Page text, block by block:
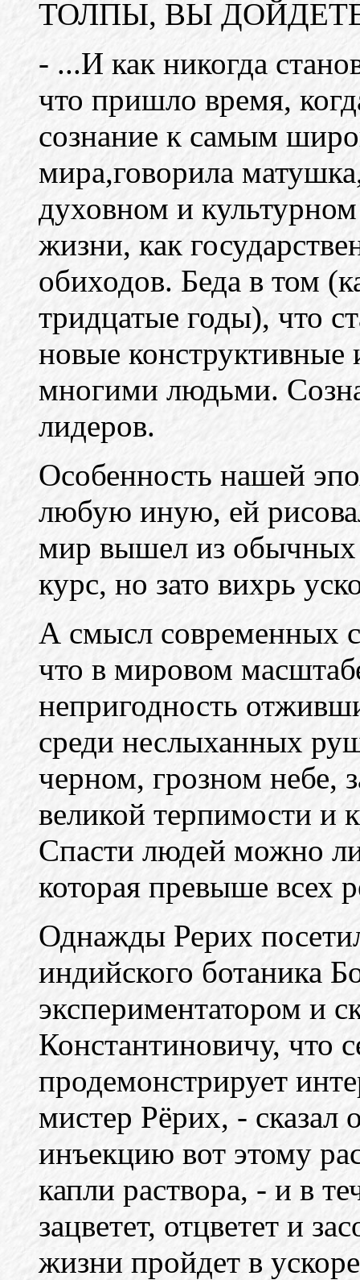
ТОЛПЫ, ВЫ
- ...И как никогда
что пришло время,
сознание к самым
мира,говорила
духовном и
жизни, как
обиходов. Беда в том
тридцатые годы), что
новые
многими людьми.
лидеров.
Особенность нашей
любую иную, ей
мир вышел из обычных
курс, но зато вихрь
А смысл современных
что в мировом
непригодность
среди неслыханных
черном, грозном небе,
великой терпимости и
Спасти людей можно
которая превыше всех
Однажды Рерих
индийского ботаника
экспериментатором и
Константиновичу, что
продемонстрирует
мистер Рёрих, -
инъекцию вот этому
капли раствора, - и в
зацветет, отцветет и
жизни пройдет в